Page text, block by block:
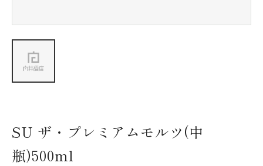
SU ザ・プレミアムモルツ(中
瓶)500ml